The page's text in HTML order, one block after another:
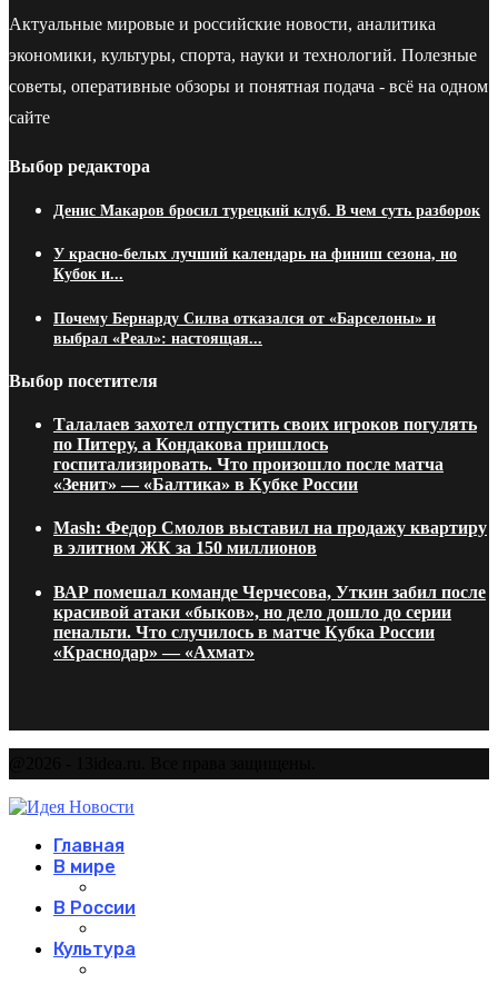
Актуальные мировые и российские новости, аналитика
экономики, культуры, спорта, науки и технологий. Полезные
советы, оперативные обзоры и понятная подача - всё на одном
сайте
Выбор редактора
Денис Макаров бросил турецкий клуб. В чем суть разборок
У красно-белых лучший календарь на финиш сезона, но
Кубок и...
Почему Бернарду Силва отказался от «Барселоны» и
выбрал «Реал»: настоящая...
Выбор посетителя
Талалаев захотел отпустить своих игроков погулять
по Питеру, а Кондакова пришлось
госпитализировать. Что произошло после матча
«Зенит» — «Балтика» в Кубке России
Mash: Федор Смолов выставил на продажу квартиру
в элитном ЖК за 150 миллионов
ВАР помешал команде Черчесова, Уткин забил после
красивой атаки «быков», но дело дошло до серии
пенальти. Что случилось в матче Кубка России
«Краснодар» — «Ахмат»
Главная
В мире
В России
Культура